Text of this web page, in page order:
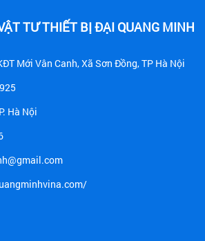
TƯ THIẾT BỊ ĐẠI QUANG MINH
Mới Vân Canh, Xã Sơn Đồng, TP Hà Nội
Hà Nội